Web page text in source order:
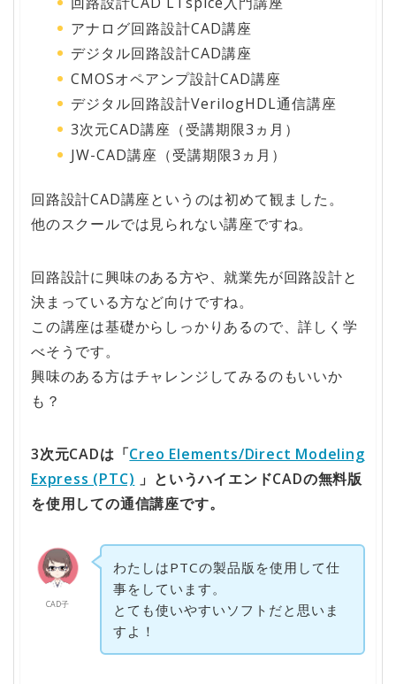
アナログ回路設計CAD講座
デジタル回路設計CAD講座
CMOSオペアンプ設計CAD講座
デジタル回路設計VerilogHDL通信講座
3次元CAD講座（受講期限3ヵ月）
JW-CAD講座（受講期限3ヵ月）
回路設計CAD講座というのは初めて観ました。
他のスクールでは見られない講座ですね。
回路設計に興味のある方や、就業先が回路設計と
決まっている方など向けですね。
この講座は基礎からしっかりあるので、詳しく学
べそうです。
興味のある方はチャレンジしてみるのもいいか
も？
3次元CADは「Creo Elements/Direct Modeling
Express (PTC) 」というハイエンドCADの無料版
を使用しての通信講座です。
CAD子
わたしはPTCの製品版を使用して仕
事をしています。
とても使いやすいソフトだと思いま
すよ！